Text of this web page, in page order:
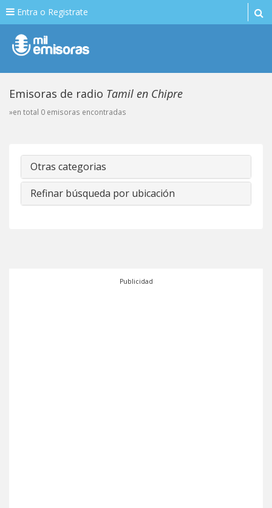
Entra o Registrate
Emisoras de radio Tamil en Chipre
»en total 0 emisoras encontradas
Otras categorias
Refinar búsqueda por ubicación
Publicidad